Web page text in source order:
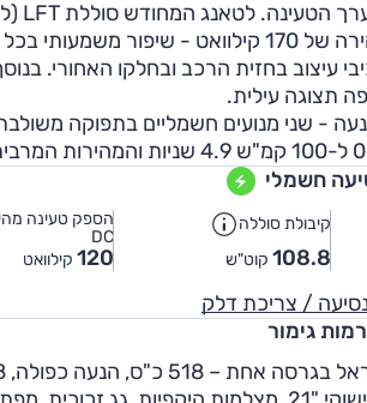
ביחס לדגם המוחלף.
עיצוב בחזית הרכב ובחלקו האחורי.
קיבולת סוללה
108.8 קוט"ש
הספק טעינה
DC
120 קילוואט
נסיעה / צריכת דלק